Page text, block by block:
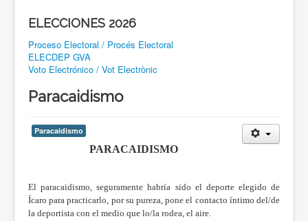
ELECCIONES 2026
Proceso Electoral / Procés Electoral
ELECDEP GVA
Voto Electrónico / Vot Electrònic
Paracaidismo
Paracaidismo
PARACAIDISMO
El paracaidismo, seguramente habría sido el deporte elegido de
Ícaro para practicarlo, por su pureza, pone el contacto íntimo del/de
la deportista con el medio que lo/la rodea, el aire.